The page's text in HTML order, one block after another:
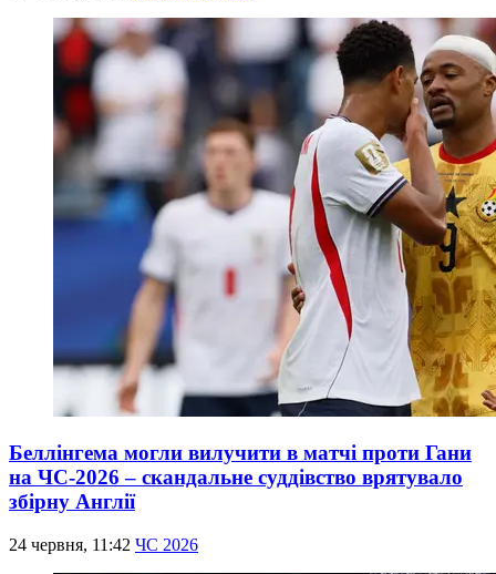
Беллінгема могли вилучити в матчі проти Гани
на ЧС-2026 – скандальне суддівство врятувало
збірну Англії
24 червня, 11:42 ЧС 2026